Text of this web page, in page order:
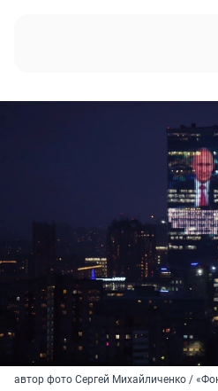
автор фото Сергей Михайличенко /